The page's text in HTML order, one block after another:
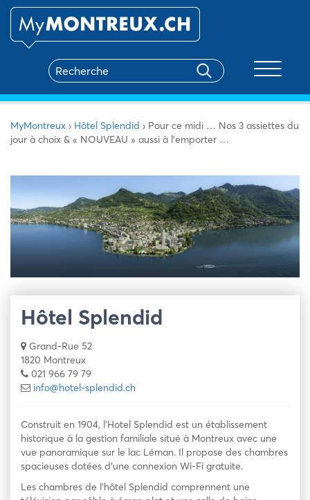
MyMontreux › Hôtel Splendid › Pour ce midi … Nos 3 assiettes du
jour à choix & « NOUVEAU » aussi à l’emporter …
Hôtel Splendid
Grand-Rue 52
1820 Montreux
021 966 79 79
info@hotel-splendid.ch
Construit en 1904, l’Hotel Splendid est un établissement
historique à la gestion familiale situé à Montreux avec une
vue panoramique sur le lac Léman. Il propose des chambres
spacieuses dotées d’une connexion Wi-Fi gratuite.
Les chambres de l’hôtel Splendid comprennent une